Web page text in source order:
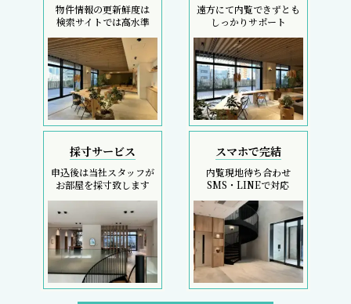
物件情報の更新鮮度は
検索サイトでは高水準
遠方にて内覧できずとも
しっかりサポート
採寸サービス
申込後は当社スタッフが
お部屋を採寸致します
スマホで完結
内覧現地待ち合わせ
SMS・LINEで対応